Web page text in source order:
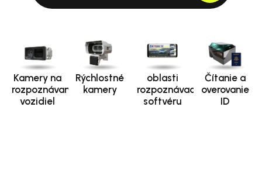
Kamery na
rozpoznávanie
vozidiel
Rýchlostné
kamery
oblasti
rozpoznávacieho
softvéru
Čítanie a
overovanie
ID